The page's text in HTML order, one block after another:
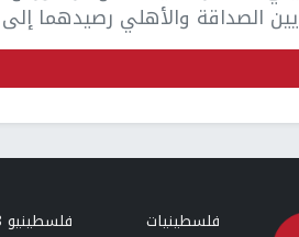
الصداقة والأهلي رصيدهما
فلسطينيات فلسطينيو 48